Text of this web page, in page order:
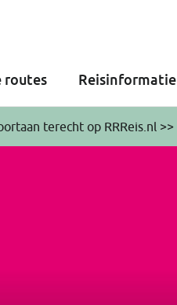
routes Reisinformatie
terecht op RRReis.nl >>